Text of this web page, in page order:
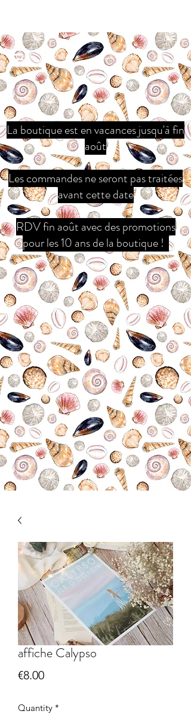
La boutique est en vacances jusqu'à fin
août
Les commandes ne seront pas traitées
avant cette date
RDV fin août avec des promotions
pour les 10 ans de la boutique !
affiche Calypso
€8.00Price
Quantity *